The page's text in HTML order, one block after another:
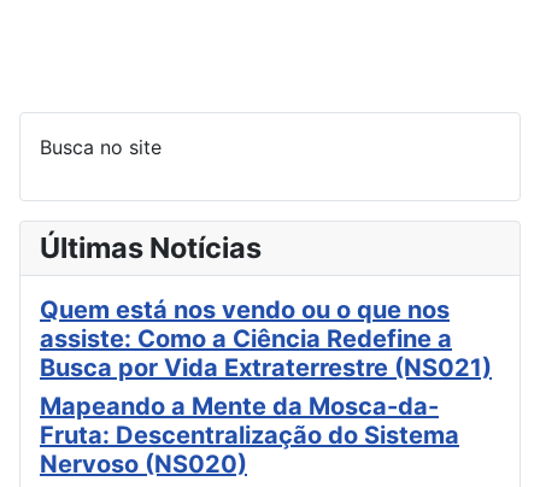
Busca no site
Últimas Notícias
Quem está nos vendo ou o que nos
assiste: Como a Ciência Redefine a
Busca por Vida Extraterrestre (NS021)
Mapeando a Mente da Mosca-da-
Fruta: Descentralização do Sistema
Nervoso (NS020)